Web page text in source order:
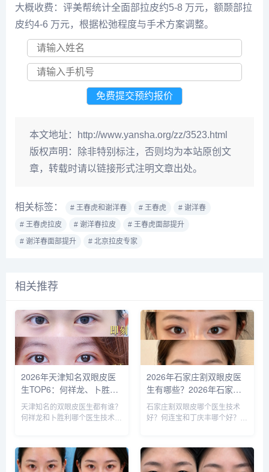
大概收费：评美帮统计全面部拉皮约5-8 万元，额颞部拉
皮约4-6 万元，根据松弛程度与手术方案调整。
本文地址：
http://www.yansha.org/zz/3523.html
版权声明：
除非特别标注，否则均为本站原创文
章，转载时请以链接形式注明文章出处。
相关标签： # 王春虎和谢洋春 # 王春虎
# 谢洋春
# 王春虎拉皮
# 谢洋春拉皮
# 王春虎面部提升
# 谢洋春面部提升
# 北京拉皮专家
相关推荐
2026年天津知名双眼皮医
生TOP6：何祥龙、卜胜
利、关迪剑、邵妍、夏红
福、毕小丽:好？
天津知名的双眼皮医生都有谁？
何祥龙和卜胜利哪个医生技术比
何祥龙、卜胜利、关迪剑、邵
妍、夏红福、毕小丽，尤其何医
2026年石家庄割双眼皮医
生有哪些？2026年石家庄
双眼皮专家预约排行榜前十
名大全
石家庄割双眼皮哪个医生技术
好？何连宝和丁庆丰哪个好？
丁庆丰、崔剑、张洁、王亚斌、
马云鹏、张玉辉、李海霞等，哪